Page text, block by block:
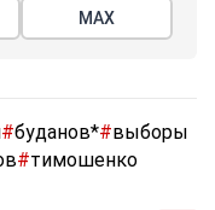
МАХ
#буданов*#выборы
#тимошенко